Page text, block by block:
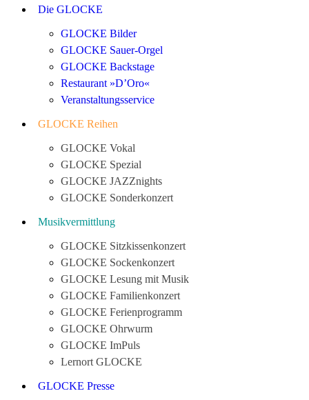
Die GLOCKE
GLOCKE Bilder
GLOCKE Sauer-Orgel
GLOCKE Backstage
Restaurant »D’Oro«
Veranstaltungsservice
GLOCKE Reihen
GLOCKE Vokal
GLOCKE Spezial
GLOCKE JAZZnights
GLOCKE Sonderkonzert
Musikvermittlung
GLOCKE Sitzkissenkonzert
GLOCKE Sockenkonzert
GLOCKE Lesung mit Musik
GLOCKE Familienkonzert
GLOCKE Ferienprogramm
GLOCKE Ohrwurm
GLOCKE ImPuls
Lernort GLOCKE
GLOCKE Presse